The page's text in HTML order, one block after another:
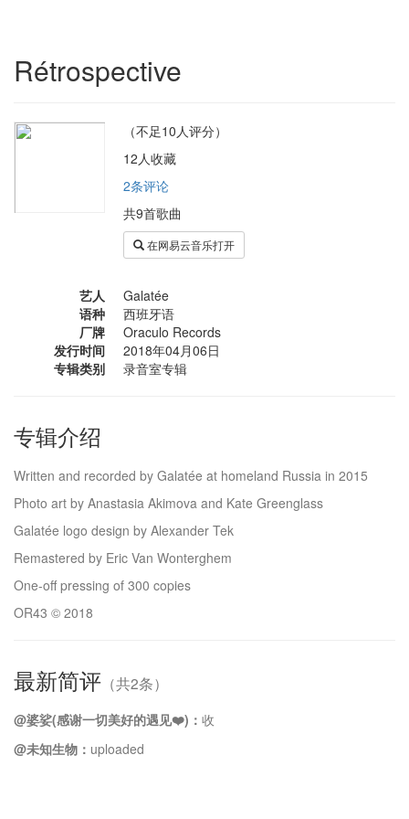
Rétrospective
（不足10人评分）
12人收藏
2条评论
共9首歌曲
在网易云音乐打开
艺人
Galatée
语种
西班牙语
厂牌
Oraculo Records
发行时间
2018年04月06日
专辑类别
录音室专辑
专辑介绍
Written and recorded by Galatée at homeland Russia in 2015
Photo art by Anastasia Akimova and Kate Greenglass
Galatée logo design by Alexander Tek
Remastered by Eric Van Wonterghem
One-off pressing of 300 copies
OR43 © 2018
最新简评 （共2条）
@婆娑(感谢一切美好的遇见❤️)： 收
@未知生物： uploaded